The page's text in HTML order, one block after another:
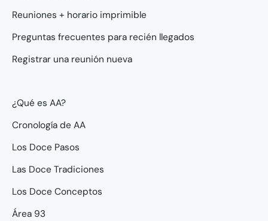
Reuniones + horario imprimible
Preguntas frecuentes para recién llegados
Registrar una reunión nueva
¿Qué es AA?
Cronología de AA
Los Doce Pasos
Las Doce Tradiciones
Los Doce Conceptos
Área 93